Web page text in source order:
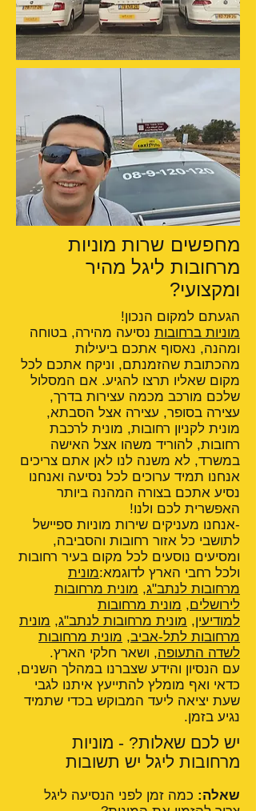
מחפשים שרות מוניות
מרחובות ליגל מהיר
ומקצועי?
הגעתם למקום הנכון!
מוניות ברחובות נסיעה מהירה, בטוחה
ומהנה, נאסוף אתכם ביעילות
מהכתובת שהזמנתם, וניקח אתכם לכל
מקום שאליו תרצו להגיע. אם המסלול
שלכם מורכב מכמה עצירות בדרך,
עצירה בסופר, עצירה אצל הסבתא,
מונית לקניון רחובות, מונית לרכבת
רחובות, להוריד משהו אצל האישה
במשרד, לא משנה לנו לאן אתם צריכים
אנחנו תמיד ערוכים לכל נסיעה ואנחנו
נסיע אתכם בצורה המהנה ביותר
האפשרית לכם ולנו!
-אנחנו מעניקים שירות מוניות ספיישל
לתושבי כל אזור רחובות והסביבה,
ומסיעים נוסעים לכל מקום בעיר רחובות
ולכל רחבי הארץ לדוגמא:מונית
מרחובות לנתב"ג, מונית מרחובות
לירושלים, מונית מרחובות
למודיעין, מונית מרחובות לנתב"ג, מונית
מרחובות לתל-אביב, מונית מרחובות
לשדה התעופה, ושאר חלקי הארץ.
עם הנסיון והידע שצברנו במהלך השנים,
כדאי ואף מומלץ להתייעץ איתנו לגבי
שעת יציאה ליעד המבוקש בכדי שתמיד
נגיע בזמן.
יש לכם שאלות? - מוניות
מרחובות ליגל יש תשובות
שאלה: כמה זמן לפני הנסיעה ליגל